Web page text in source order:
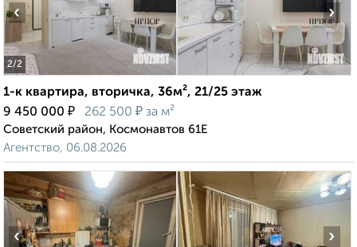
2/2
‹ ›
1-к квартира, вторичка, 36м², 21/25 этаж
9 450 000 ₽ 262 500 ₽ за м²
Советский район, Космонавтов 61Е
Агентство, 06.08.2026
‹ ›